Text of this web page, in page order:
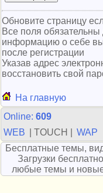
Обновите страницу
Все поля
информацию о себе
после регистрации
Указав адрес
восстановить свой
На главную
Online: 609
WEB
| TOUCH |
WAP
Бесплатные темы,
Загрузки
любые темы и